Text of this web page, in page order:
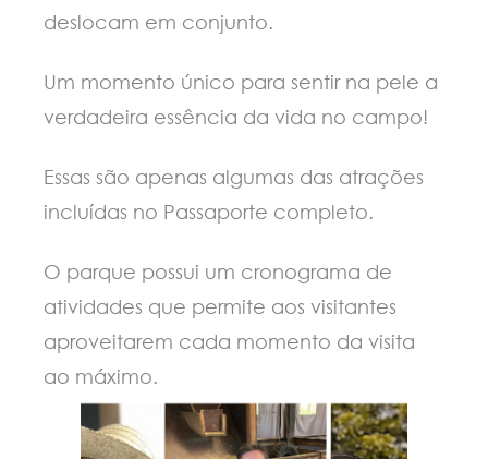
deslocam em conjunto.
Um momento único para sentir na pele a
verdadeira essência da vida no campo!
Essas são apenas algumas das atrações
incluídas no Passaporte completo.
O parque possui um cronograma de
atividades que permite aos visitantes
aproveitarem cada momento da visita
ao máximo.